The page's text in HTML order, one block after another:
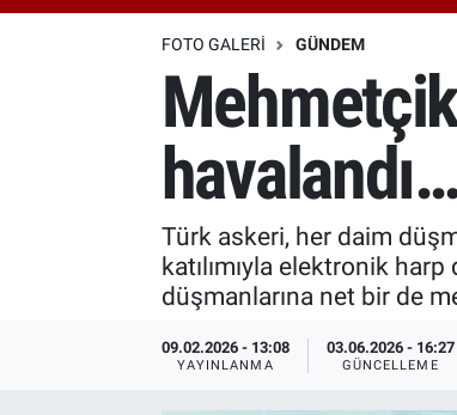
FOTO GALERI GÜNDEM
Türk askeri, her daim
katılımıyla elektronik
düşmanlarına net bir de
09.02.2026 - 13:08
YAYINLANMA
03.06.2026 - 16:27
GÜNCELLEME
Özel Haberler
Özel Haberler
Erişim Bilgileri
Haber Arşivi